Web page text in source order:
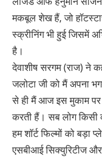
मकबूल शेख हैं, जो
स्क्रीनिंग भी हुई जिसमें
है।
देवाशीष सरगम (राज) ने
जलोटा जी को मैं अपना
से ही मैं आज इस मुकाम
करती हैं। सब लोग किसी
हम शॉर्ट फिल्मों को बड़ा
एसबीआई सिक्युरिटीज और